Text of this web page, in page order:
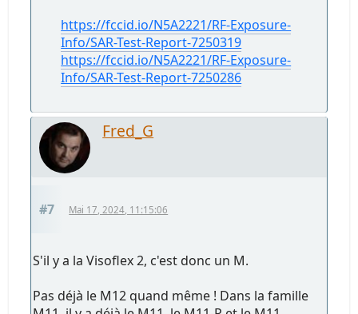
https://fccid.io/N5A2221/RF-Exposure-
Info/SAR-Test-Report-7250319
https://fccid.io/N5A2221/RF-Exposure-
Info/SAR-Test-Report-7250286
Fred_G
#7 Mai 17, 2024, 11:15:06
S'il y a la Visoflex 2, c'est donc un M.
Pas déjà le M12 quand même ! Dans la famille